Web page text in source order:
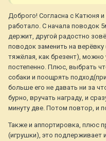
Доброго! Согласна с Катюня
работало. С начала поводок
держит, другой радостно
поводок заменить на верёвку
тяжёлая, как брезент),
постепенно. Плюс, выбрать
собаки и поощрять
больше его не давать ни за
бурно, вручать награду, и
минуту две. Потом повтор, и
Также и аппортировка, плюс
(игрушки), это подлерживает